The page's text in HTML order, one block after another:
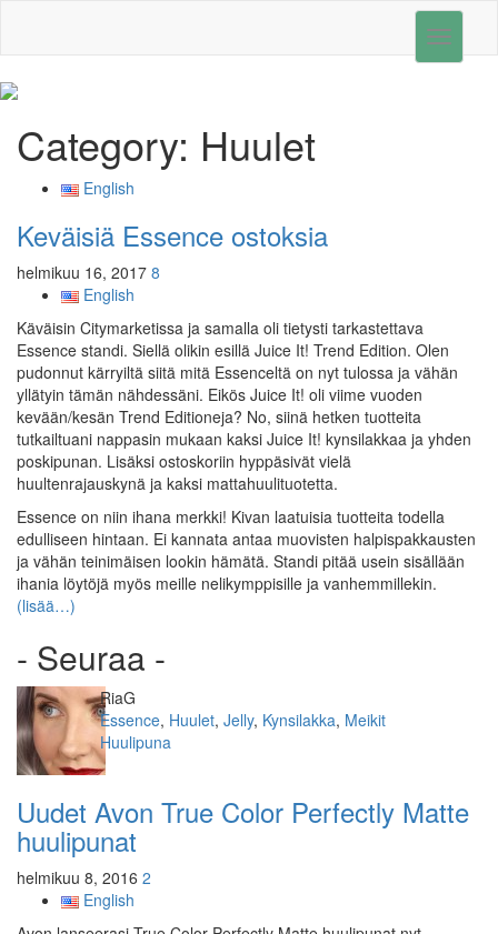
Toggle
Category: Huulet
English
Keväisiä Essence ostoksia
helmikuu 16, 2017 8
English
Käväisin Citymarketissa ja samalla oli tietysti tarkastettava
Essence standi. Siellä olikin esillä Juice It! Trend Edition. Olen
pudonnut kärryiltä siitä mitä Essenceltä on nyt tulossa ja vähän
yllätyin tämän nähdessäni. Eikös Juice It! oli viime vuoden
kevään/kesän Trend Editioneja? No, siinä hetken tuotteita
tutkailtuani nappasin mukaan kaksi Juice It! kynsilakkaa ja yhden
poskipunan. Lisäksi ostoskoriin hyppäsivät vielä
huultenrajauskynä ja kaksi mattahuulituotetta.
Essence on niin ihana merkki! Kivan laatuisia tuotteita todella
edulliseen hintaan. Ei kannata antaa muovisten halpispakkausten
ja vähän teinimäisen lookin hämätä. Standi pitää usein sisällään
ihania löytöjä myös meille nelikymppisille ja vanhemmillekin.
(lisää…)
- Seuraa -
Kirjoittaja
RiaG
Kategoriat
Essence, Huulet, Jelly, Kynsilakka, Meikit
Avainsanat
Huulipuna
Uudet Avon True Color Perfectly Matte
huulipunat
helmikuu 8, 2016 2
English